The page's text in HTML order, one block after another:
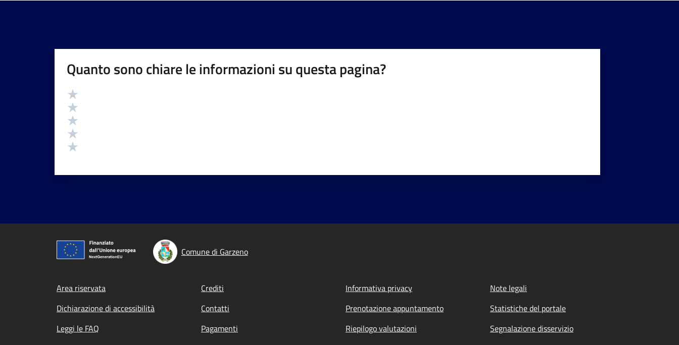
Quanto sono chiare le informazioni su questa pagina?
Valutazione
Comune di Garzeno
Footer menu
Area riservata Crediti Informativa privacy
Note legali
Dichiarazione di accessibilità
Contatti Prenotazione appuntamento
Statistiche del portale
Leggi le FAQ
Pagamenti Riepilogo valutazioni
Segnalazione disservizio